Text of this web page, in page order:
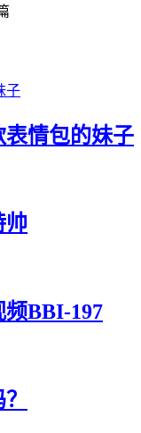
情包的妹子
帅
BBI-197